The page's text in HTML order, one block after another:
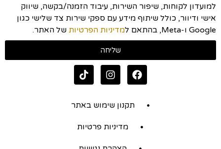
למועדון לקוחות, שיפור השירות, עיבוד הזמנה/בקשה, שיווק
אישי ודיוור, כולל שיתוף מידע עם ספקי שירות צד שלישי כגון
Google ו-Meta, בהתאם ל
מדיניות הפרטיות של האתר.
שליחה
תקנון שימוש באתר
מדיניות פרטיות